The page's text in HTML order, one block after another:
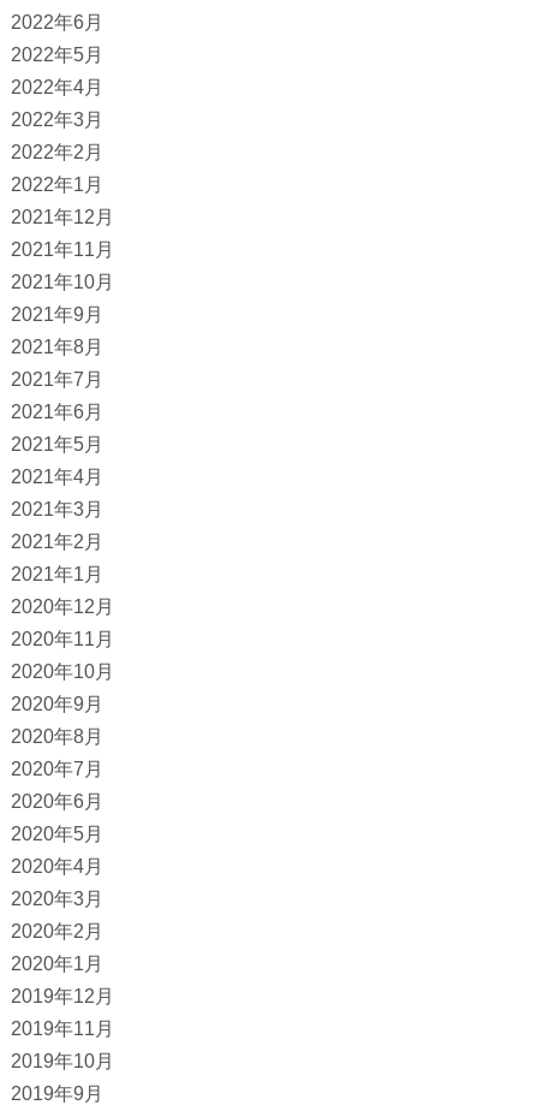
2022年6月
2022年5月
2022年4月
2022年3月
2022年2月
2022年1月
2021年12月
2021年11月
2021年10月
2021年9月
2021年8月
2021年7月
2021年6月
2021年5月
2021年4月
2021年3月
2021年2月
2021年1月
2020年12月
2020年11月
2020年10月
2020年9月
2020年8月
2020年7月
2020年6月
2020年5月
2020年4月
2020年3月
2020年2月
2020年1月
2019年12月
2019年11月
2019年10月
2019年9月